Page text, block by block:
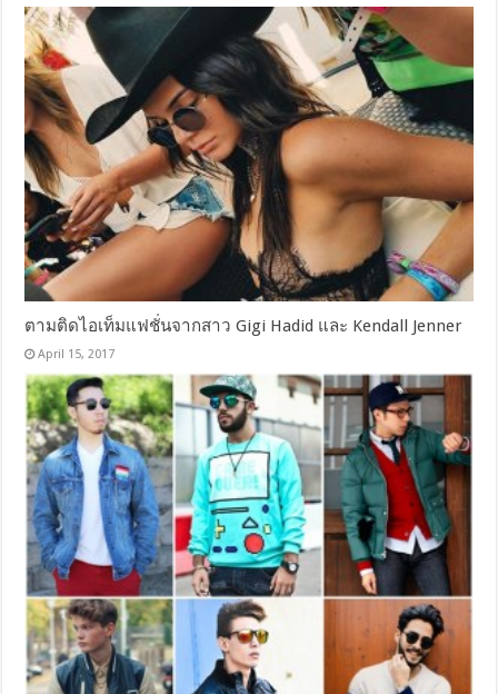
ตามติดไอเท็มแฟชั่นจากสาว Gigi Hadid และ Kendall Jenner
April 15, 2017